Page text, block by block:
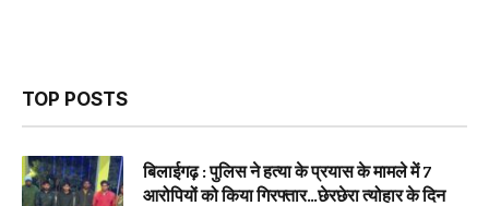
TOP POSTS
बिलाईगढ़ : पुलिस ने हत्या के प्रयास के मामले में 7
आरोपियों को किया गिरफ्तार…छेरछेरा त्योहार के दिन